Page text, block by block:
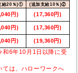
給20％)① (追加支給10％)②
円) (17,360円)
円) (17,360円)
円) (19,360円)
6年10月1日以降に受
は、ハローワークへ